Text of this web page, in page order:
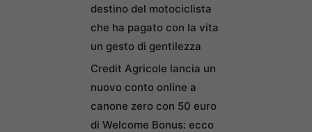
destino del motociclista
che ha pagato con la vita
un gesto di gentilezza
Credit Agricole lancia un
nuovo conto online a
canone zero con 50 euro
di Welcome Bonus: ecco